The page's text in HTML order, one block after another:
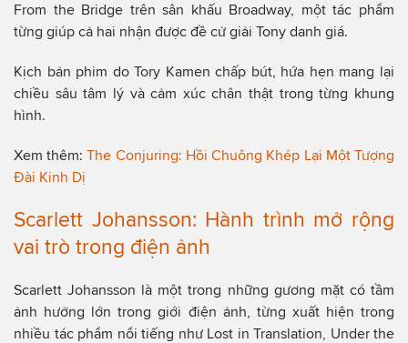
From the Bridge trên sân khấu Broadway, một tác phẩm
từng giúp cả hai nhận được đề cử giải Tony danh giá.
Kịch bản phim do Tory Kamen chấp bút, hứa hẹn mang lại
chiều sâu tâm lý và cảm xúc chân thật trong từng khung
hình.
Xem thêm:The Conjuring: Hồi Chuông Khép Lại Một Tượng
Đài Kinh Dị
Scarlett Johansson: Hành trình mở rộng
vai trò trong điện ảnh
Scarlett Johansson là một trong những gương mặt có tầm
ảnh hưởng lớn trong giới điện ảnh, từng xuất hiện trong
nhiều tác phẩm nổi tiếng như Lost in Translation, Under the